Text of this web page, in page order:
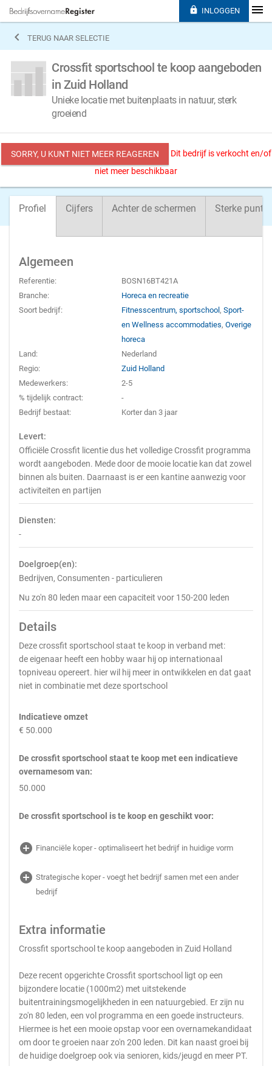
 TERUG NAAR SELECTIE
Crossfit sportschool te koop aangeboden
in Zuid Holland
Unieke locatie met buitenplaats in natuur, sterk
groeiend
SORRY, U KUNT NIET MEER REAGEREN
Dit bedrijf is verkocht en/of
niet meer beschikbaar
Profiel Cijfers Achter de schermen Sterke
Algemeen
Referentie:
BOSN16BT421A
Branche:
Horeca en recreatie
Soort bedrijf:
Fitnesscentrum, sportschool,Sport-
en Wellness accommodaties,Overige
horeca
Land:
Nederland
Regio:
Zuid Holland
Medewerkers:
2-5
% tijdelijk contract:
-
Bedrijf bestaat:
Korter dan 3 jaar
Levert:
Officiële Crossfit licentie dus het volledige Crossfit programma
wordt aangeboden. Mede door de mooie locatie kan dat zowel
binnen als buiten. Daarnaast is er een kantine aanwezig voor
activiteiten en partijen
Diensten:
-
Doelgroep(en):
Bedrijven, Consumenten - particulieren
Nu zo'n 80 leden maar een capaciteit voor 150-200 leden
Details
Deze crossfit sportschool staat te koop in verband met:
de eigenaar heeft een hobby waar hij op internationaal
topniveau opereert. hier wil hij meer in ontwikkelen en dat gaat
niet in combinatie met deze sportschool
Indicatieve omzet
€ 50.000
De crossfit sportschool staat te koop met een indicatieve
overnamesom van:
50.000
De crossfit sportschool is te koop en geschikt voor:
add_circle Financiële koper - optimaliseert het bedrijf in huidige vorm
add_circle Strategische koper - voegt het bedrijf samen met een ander
bedrijf
Extra informatie
Crossfit sportschool te koop aangeboden in Zuid Holland
Deze recent opgerichte Crossfit sportschool ligt op een
bijzondere locatie (1000m2) met uitstekende
buitentrainingsmogelijkheden in een natuurgebied. Er zijn nu
zo'n 80 leden, een vol programma en een goede instructeurs.
Hiermee is het een mooie opstap voor een overnamekandidaat
om door te groeien naar zo'n 200 leden. Dit kan naast groei bij
de huidige doelgroep ook via senioren, kids/jeugd en meer PT.
 INLOGGEN